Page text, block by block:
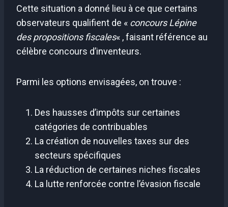
Cette situation a donné lieu à ce que certains
observateurs qualifient de « concours Lépine
des propositions fiscales« , faisant référence au
célèbre concours d’inventeurs.
Parmi les options envisagées, on trouve :
Des hausses d’impôts sur certaines
catégories de contribuables
La création de nouvelles taxes sur des
secteurs spécifiques
La réduction de certaines niches fiscales
La lutte renforcée contre l’évasion fiscale